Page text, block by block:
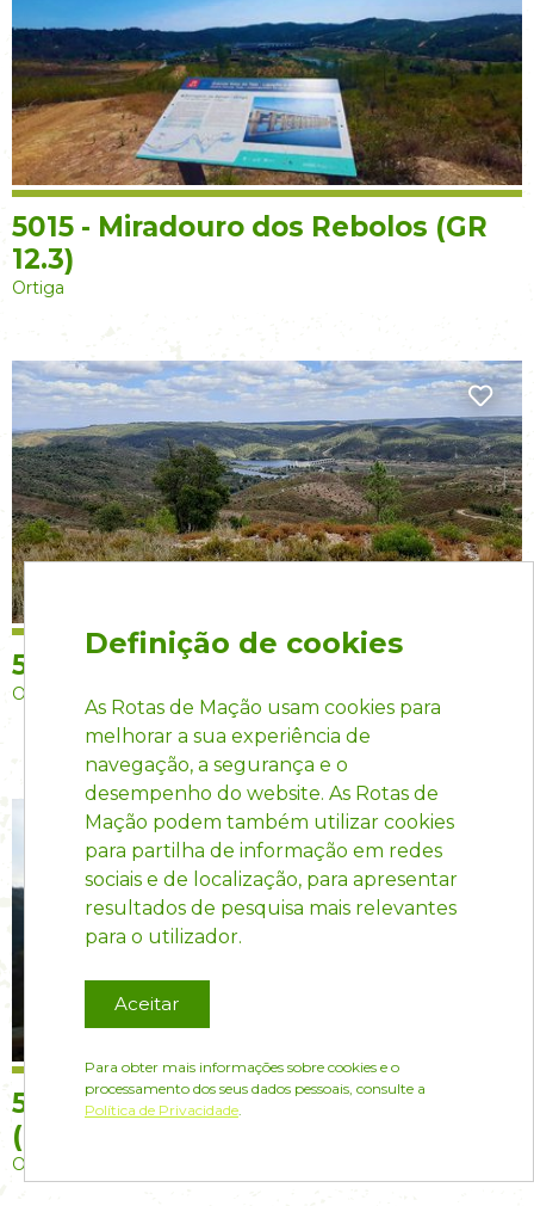
5015 - Miradouro dos Rebolos (GR
12.3)
Ortiga
5028 – Miradouro do Pontão
Ortiga
5047 - Miradouro da Boavista
(Ortiga)(PR4)
Ortiga
Definição de cookies
As Rotas de Mação usam cookies para
melhorar a sua experiência de
navegação, a segurança e o
desempenho do website. As Rotas de
Mação podem também utilizar cookies
para partilha de informação em redes
sociais e de localização, para apresentar
resultados de pesquisa mais relevantes
para o utilizador.
Aceitar
Para obter mais informações sobre cookies e o
processamento dos seus dados pessoais, consulte a
Política de Privacidade.